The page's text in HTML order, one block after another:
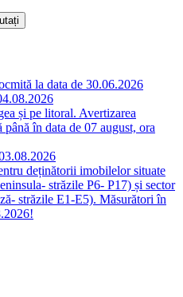
la data de 30.06.2026
și pe litoral. Avertizarea
în data de 07 august, ora
deținătorii imobilelor situate
străzile P6- P17) și sector
străzile E1-E5). Măsurători în